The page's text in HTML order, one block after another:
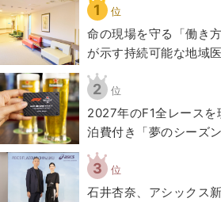
1 位
命の現場を守る「働き
が示す持続可能な地域
2 位
2027年のF1全レース
泊費付き「夢のシーズ
3 位
石井杏奈、アシックス